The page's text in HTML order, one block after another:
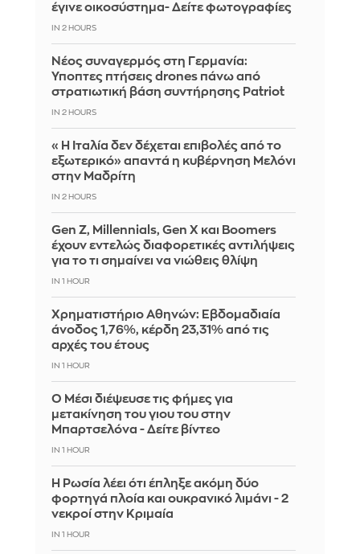
έγινε οικοσύστημα- Δείτε φωτογραφίες
IN 2 HOURS
Νέος συναγερμός στη Γερμανία:
Ύποπτες πτήσεις drones πάνω από
στρατιωτική βάση συντήρησης Patriot
IN 2 HOURS
«Η Ιταλία δεν δέχεται επιβολές από το
εξωτερικό» απαντά η κυβέρνηση Μελόνι
στην Μαδρίτη
IN 2 HOURS
Gen Z, Millennials, Gen X και Boomers
έχουν εντελώς διαφορετικές αντιλήψεις
για το τι σημαίνει να νιώθεις θλίψη
IN 1 HOUR
Χρηματιστήριο Αθηνών: Εβδομαδιαία
άνοδος 1,76%, κέρδη 23,31% από τις
αρχές του έτους
IN 1 HOUR
Ο Μέσι διέψευσε τις φήμες για
μετακίνηση του γιου του στην
Μπαρτσελόνα - Δείτε βίντεο
IN 1 HOUR
Η Ρωσία λέει ότι έπληξε ακόμη δύο
φορτηγά πλοία και ουκρανικό λιμάνι - 2
νεκροί στην Κριμαία
IN 1 HOUR